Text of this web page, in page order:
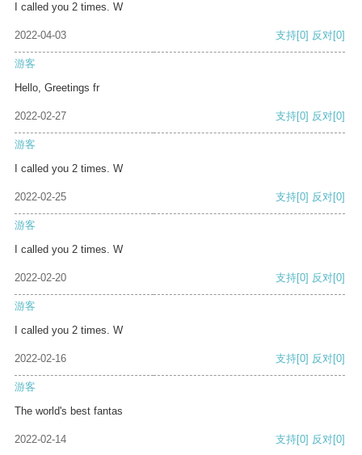
I called you 2 times. W
2022-04-03 支持[0] 反对[0]
游客
Hello, Greetings fr
2022-02-27 支持[0] 反对[0]
游客
I called you 2 times. W
2022-02-25 支持[0] 反对[0]
游客
I called you 2 times. W
2022-02-20 支持[0] 反对[0]
游客
I called you 2 times. W
2022-02-16 支持[0] 反对[0]
游客
The world's best fantas
2022-02-14 支持[0] 反对[0]